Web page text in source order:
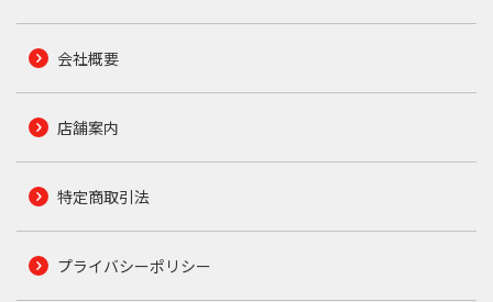
会社概要
店舗案内
特定商取引法
プライバシーポリシー